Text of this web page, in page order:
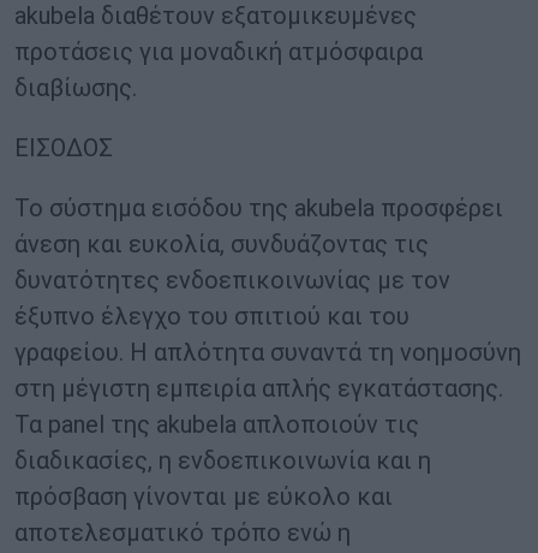
akubela διαθέτουν εξατομικευμένες
προτάσεις για μοναδική ατμόσφαιρα
διαβίωσης.
ΕΙΣΟΔΟΣ
Το σύστημα εισόδου της akubela προσφέρει
άνεση και ευκολία, συνδυάζοντας τις
δυνατότητες ενδοεπικοινωνίας με τον
έξυπνο έλεγχο του σπιτιού και του
γραφείου. Η απλότητα συναντά τη νοημοσύνη
στη μέγιστη εμπειρία απλής εγκατάστασης.
Τα panel της akubela απλοποιούν τις
διαδικασίες, η ενδοεπικοινωνία και η
πρόσβαση γίνονται με εύκολο και
αποτελεσματικό τρόπο ενώ η